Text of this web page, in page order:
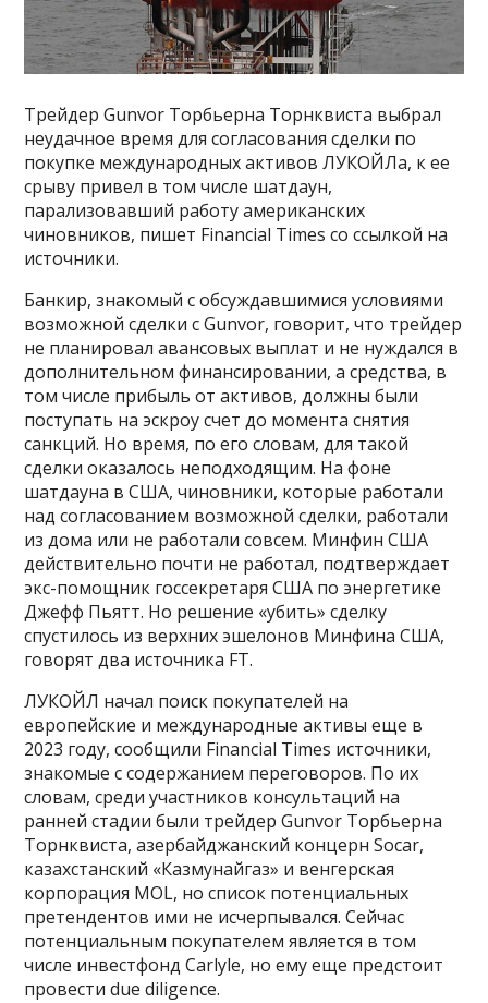
Трейдер Gunvor Торбьерна Торнквиста выбрал
неудачное время для согласования сделки по
покупке международных активов ЛУКОЙЛа, к ее
срыву привел в том числе шатдаун,
парализовавший работу американских
чиновников, пишет Financial Times со ссылкой на
источники.
Банкир, знакомый с обсуждавшимися условиями
возможной сделки с Gunvor, говорит, что трейдер
не планировал авансовых выплат и не нуждался в
дополнительном финансировании, а средства, в
том числе прибыль от активов, должны были
поступать на эскроу счет до момента снятия
санкций. Но время, по его словам, для такой
сделки оказалось неподходящим. На фоне
шатдауна в США, чиновники, которые работали
над согласованием возможной сделки, работали
из дома или не работали совсем. Минфин США
действительно почти не работал, подтверждает
экс-помощник гоcсекретаря США по энергетике
Джефф Пьятт. Но решение «убить» сделку
спустилось из верхних эшелонов Минфина США,
говорят два источника FT.
ЛУКОЙЛ начал поиск покупателей на
европейские и международные активы еще в
2023 году, сообщили Financial Times источники,
знакомые с содержанием переговоров. По их
словам, среди участников консультаций на
ранней стадии были трейдер Gunvor Торбьерна
Торнквиста, азербайджанский концерн Socar,
казахстанский «Казмунайгаз» и венгерская
корпорация MOL, но список потенциальных
претендентов ими не исчерпывался. Сейчас
потенциальным покупателем является в том
числе инвестфонд Carlyle, но ему еще предстоит
провести due diligence.